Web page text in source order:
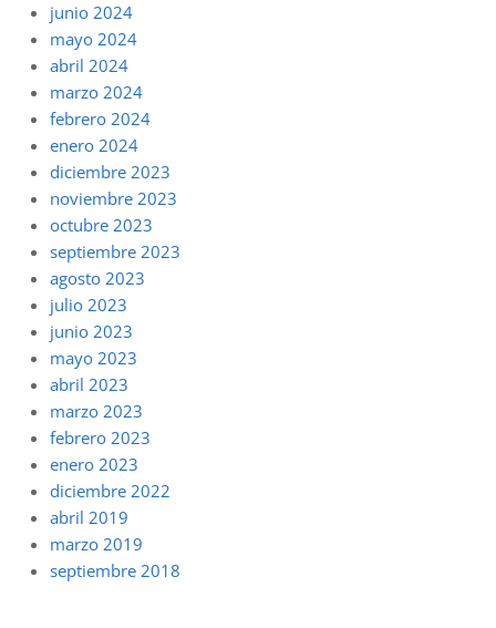
junio 2024
mayo 2024
abril 2024
marzo 2024
febrero 2024
enero 2024
diciembre 2023
noviembre 2023
octubre 2023
septiembre 2023
agosto 2023
julio 2023
junio 2023
mayo 2023
abril 2023
marzo 2023
febrero 2023
enero 2023
diciembre 2022
abril 2019
marzo 2019
septiembre 2018